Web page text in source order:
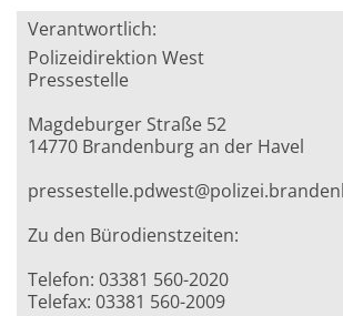
Verantwortlich:
Polizeidirektion West
Pressestelle
Magdeburger Straße 52
14770 Brandenburg an der Havel
Zu den Bürodienstzeiten:
Telefon: 03381 560-2020
Telefax: 03381 560-2009